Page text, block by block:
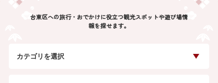
台東区への旅行・おでかけに役立つ観光スポットや遊び場情
報を探せます。
カテゴリを選択